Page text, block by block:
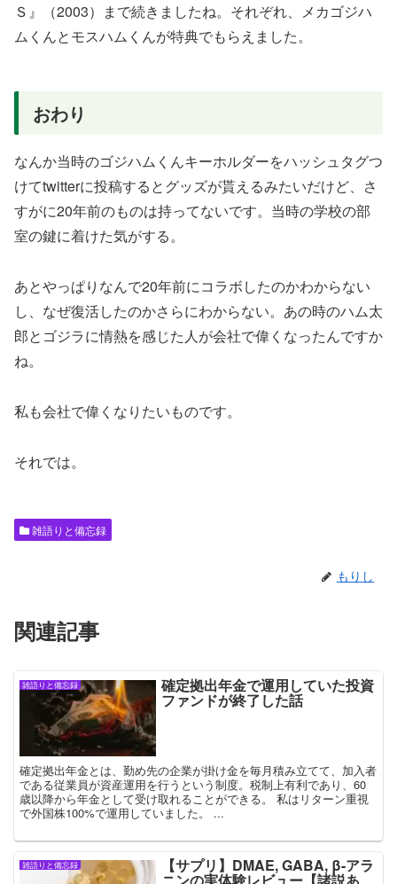
Ｓ』（2003）まで続きましたね。それぞれ、メカゴジハ
ムくんとモスハムくんが特典でもらえました。
おわり
なんか当時のゴジハムくんキーホルダーをハッシュタグつ
けてtwitterに投稿するとグッズが貰えるみたいだけど、さ
すがに20年前のものは持ってないです。当時の学校の部
室の鍵に着けた気がする。
あとやっぱりなんで20年前にコラボしたのかわからない
し、なぜ復活したのかさらにわからない。あの時のハム太
郎とゴジラに情熱を感じた人が会社で偉くなったんですか
ね。
私も会社で偉くなりたいものです。
それでは。
雑語りと備忘録
もりし
関連記事
雑語りと備忘録 確定拠出年金で運用していた投資
ファンドが終了した話
確定拠出年金とは、勤め先の企業が掛け金を毎月積み立てて、加入者
である従業員が資産運用を行うという制度。税制上有利であり、60
歳以降から年金として受け取れることができる。 私はリターン重視
で外国株100%で運用していました。 ...
雑語りと備忘録 【サプリ】DMAE, GABA, β-アラ